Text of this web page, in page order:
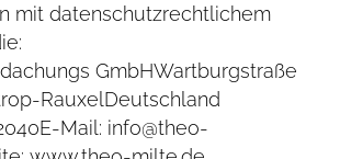
mit datenschutzrechtlichem
GmbHWartburgstraße
RauxelDeutschland
E-Mail: info@theo-